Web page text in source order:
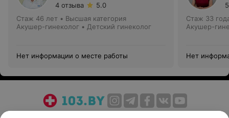
4 отзыва
5.0
Стаж 46 лет • Высшая категория
Акушер-гинеколог • Детский гинеколог
Нет информации о месте работы
Стаж 33
Акушер-
Нет